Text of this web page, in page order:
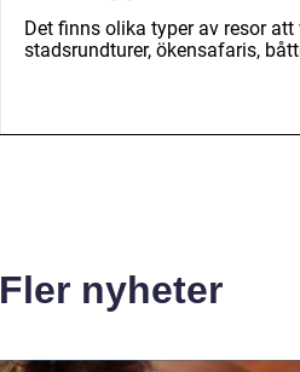
Det finns olika typer av resor
stadsrundturer, ökensafaris,
Fler nyheter